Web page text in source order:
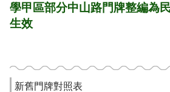
學甲區部分中山路門牌整編為
生效
新舊門牌對照表